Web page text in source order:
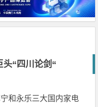
“四川论剑“
和永乐三大国内家电